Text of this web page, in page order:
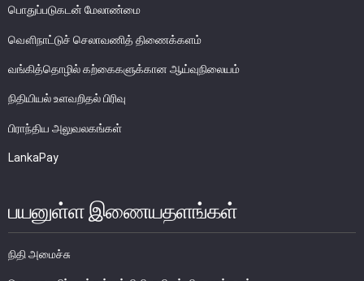
முதனிலை வணிகர்கள்
நுண்பாக நிதித் துறை
அதிகாரம்பெற்ற பணத்தரகர்கள் ஒழுங்குவிதிகள்
தீர்மானம்
நிதியியல் வசதிக்குட்படுத்தல்
நிதியியல் சந்தைகள்
பொதுப்படுகடன் மேலாண்மை
வௌிநாட்டுச் செலாவணித் திணைக்களம்
வங்கித்தொழில் கற்கைகளுக்கான ஆய்வுநிலையம்
நிதியியல் உளவறிதல் பிரிவு
பிராந்திய அலுவலகங்கள்
LankaPay
பயனுள்ள இணையதளங்கள்
நிதி அமைச்சு